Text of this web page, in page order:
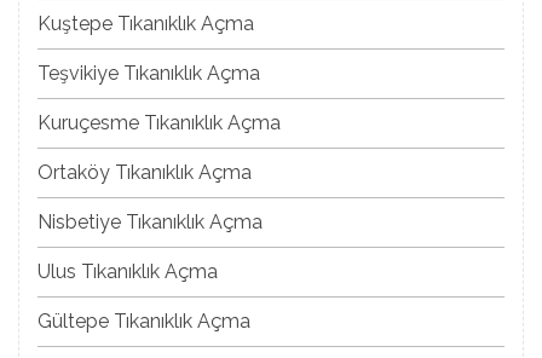
Kuştepe Tıkanıklık Açma
Teşvikiye Tıkanıklık Açma
Kuruçesme Tıkanıklık Açma
Ortaköy Tıkanıklık Açma
Nisbetiye Tıkanıklık Açma
Ulus Tıkanıklık Açma
Gültepe Tıkanıklık Açma